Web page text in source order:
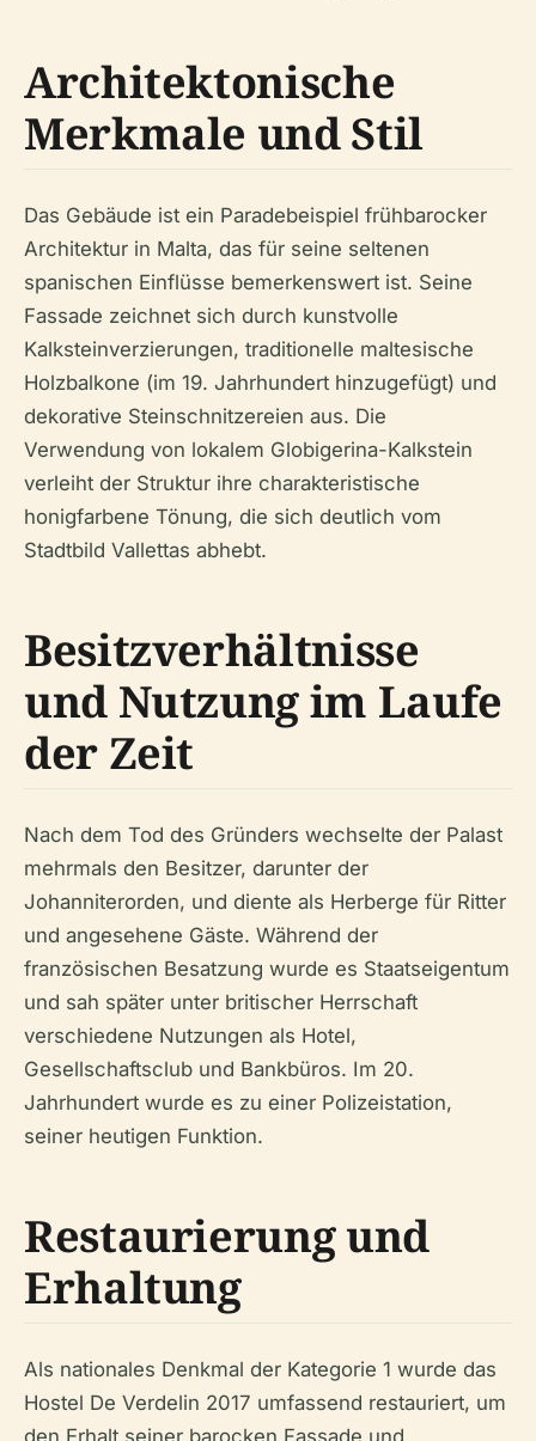
Architektonische
Merkmale und Stil
Das Gebäude ist ein Paradebeispiel frühbarocker
Architektur in Malta, das für seine seltenen
spanischen Einflüsse bemerkenswert ist. Seine
Fassade zeichnet sich durch kunstvolle
Kalksteinverzierungen, traditionelle maltesische
Holzbalkone (im 19. Jahrhundert hinzugefügt) und
dekorative Steinschnitzereien aus. Die
Verwendung von lokalem Globigerina-Kalkstein
verleiht der Struktur ihre charakteristische
honigfarbene Tönung, die sich deutlich vom
Stadtbild Vallettas abhebt.
Besitzverhältnisse
und Nutzung im Laufe
der Zeit
Nach dem Tod des Gründers wechselte der Palast
mehrmals den Besitzer, darunter der
Johanniterorden, und diente als Herberge für Ritter
und angesehene Gäste. Während der
französischen Besatzung wurde es Staatseigentum
und sah später unter britischer Herrschaft
verschiedene Nutzungen als Hotel,
Gesellschaftsclub und Bankbüros. Im 20.
Jahrhundert wurde es zu einer Polizeistation,
seiner heutigen Funktion.
Restaurierung und
Erhaltung
Als nationales Denkmal der Kategorie 1 wurde das
Hostel De Verdelin 2017 umfassend restauriert, um
den Erhalt seiner barocken Fassade und